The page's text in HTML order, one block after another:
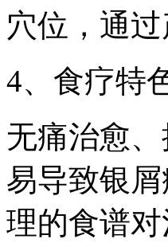
穴位，通
4、食疗特
无痛治愈
易导致银
理的食谱